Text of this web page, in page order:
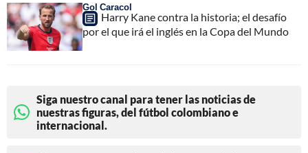
Gol Caracol
Harry Kane contra la historia; el desafío
por el que irá el inglés en la Copa del Mundo
Siga nuestro canal para tener las noticias de
nuestras figuras, del fútbol colombiano e
internacional.